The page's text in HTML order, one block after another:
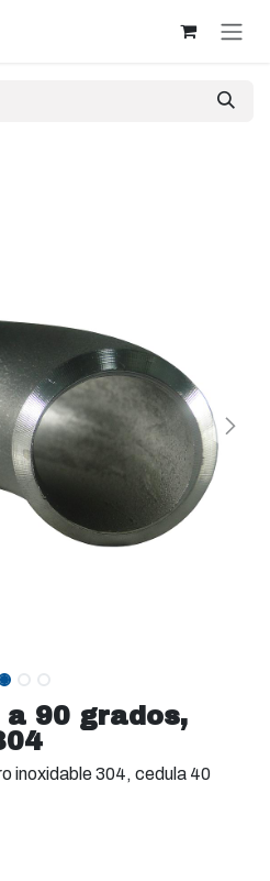
a 90 grados,
inoxidable 304, cedula 40